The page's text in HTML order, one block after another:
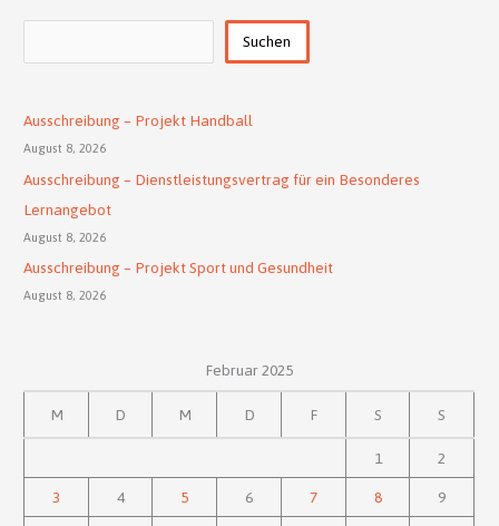
Suchen
Ausschreibung – Projekt Handball
August 8, 2026
Ausschreibung – Dienstleistungsvertrag für ein Besonderes
Lernangebot
August 8, 2026
Ausschreibung – Projekt Sport und Gesundheit
August 8, 2026
Februar 2025
M D M D F S S
1 2
3 4 5 6 7 8 9